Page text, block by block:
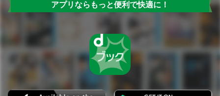
アプリならもっと便利で快適に！